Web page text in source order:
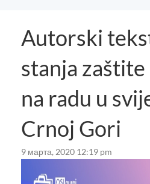
Autorski
stanja
na radu u
Crnoj Gori
9 марта, 2020 12:19 pm